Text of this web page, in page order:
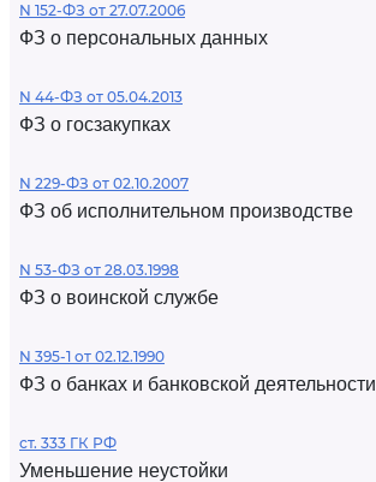
N 152-ФЗ от 27.07.2006
ФЗ о персональных данных
N 44-ФЗ от 05.04.2013
ФЗ о госзакупках
N 229-ФЗ от 02.10.2007
ФЗ об исполнительном производстве
N 53-ФЗ от 28.03.1998
ФЗ о воинской службе
N 395-1 от 02.12.1990
ФЗ о банках и банковской деятельности
ст. 333 ГК РФ
Уменьшение неустойки